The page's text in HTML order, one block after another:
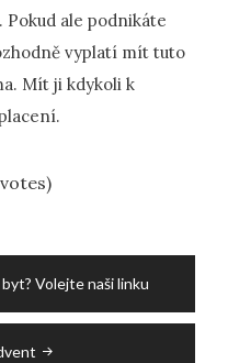
ale podnikáte
vyplatí mít tuto
Mít ji kdykoli k
Volejte naši linku